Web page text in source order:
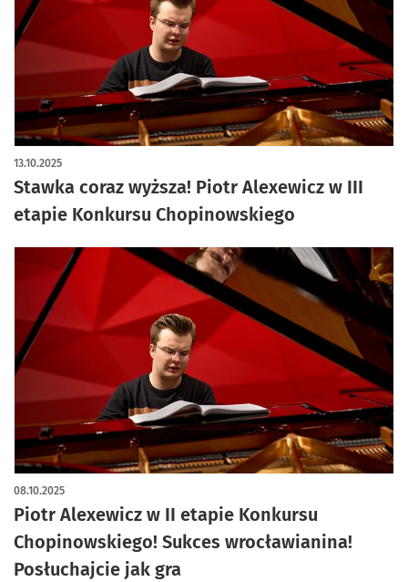
Stawka coraz wyższa! Piotr Alexewicz w III
etapie Konkursu Chopinowskiego
13.10.2025
artykuł z galerią zdjęć
Piotr Alexewicz w II etapie Konkursu
Chopinowskiego! Sukces wrocławianina!
Posłuchajcie jak gra
08.10.2025